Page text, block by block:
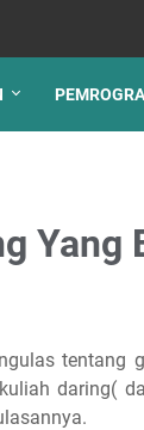
Yang
tentang
daring(